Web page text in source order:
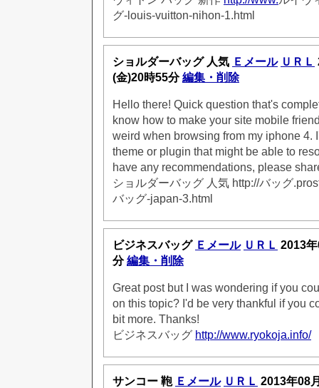
グ-louis-vuitton-nihon-1.html
ショルダーバッグ 人気 Ｅメール ＵＲＬ
(金)20時55分編集・削除
Hello there! Quick question that's
know how to make your site mobile
weird when browsing from my iphone 4.
theme or plugin that might be able to
have any recommendations, please
ショルダーバッグ 人気 http://バッグ
バッグ-japan-3.html
ビジネスバッグ Ｅメール ＵＲＬ 2013
分編集・削除
Great post but I was wondering if you
on this topic? I'd be very thankful if you
bit more. Thanks!
ビジネスバッグ http://www.ryokoja.info/
サンコー 鞄 Ｅメール ＵＲＬ 2013年08